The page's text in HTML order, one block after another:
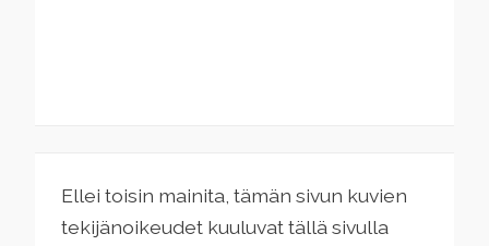
Ellei toisin mainita, tämän sivun kuvien
tekijänoikeudet kuuluvat tällä sivulla